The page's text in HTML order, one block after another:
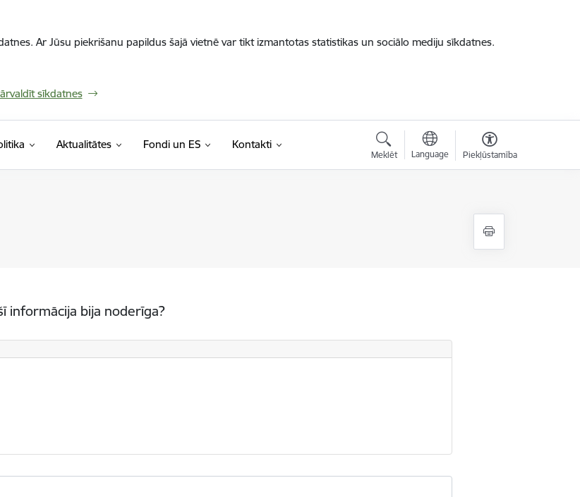
Ar Jūsu piekrišanu papildus šajā vietnē var tikt izmantotas statistikas un sociālo mediju sīkdatnes.
sīkdatnes
Aktualitātes Fondi un ES Kontakti
Meklēt Language Piekļūstamība
informācija bija noderīga?